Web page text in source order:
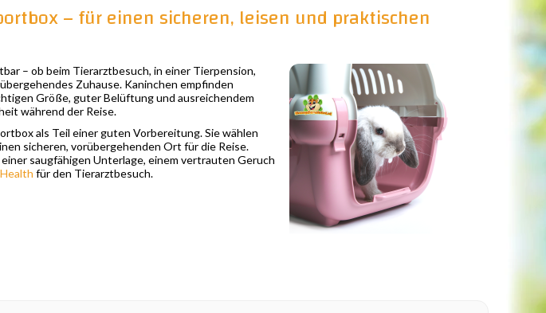
– für einen sicheren, leisen und praktischen
– ob beim Tierarztbesuch, in einer Tierpension,
Zuhause. Kaninchen empfinden
Größe, guter Belüftung und ausreichendem
während der Reise.
als Teil einer guten Vorbereitung. Sie wählen
sicheren, vorübergehenden Ort für die Reise.
einer saugfähigen Unterlage, einem vertrauten Geruch
für den Tierarztbesuch.